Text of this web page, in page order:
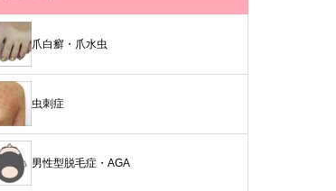
爪白癬・爪水虫
虫刺症
男性型脱毛症・AGA